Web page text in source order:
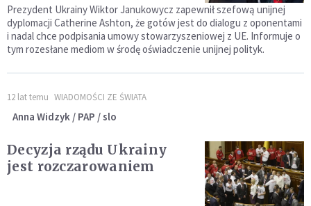
Prezydent Ukrainy Wiktor Janukowycz zapewnił szefową unijnej
dyplomacji Catherine Ashton, że gotów jest do dialogu z oponentami
i nadal chce podpisania umowy stowarzyszeniowej z UE. Informuje o
tym rozesłane mediom w środę oświadczenie unijnej polityk.
12 lat temu WIADOMOŚCI ZE ŚWIATA
Anna Widzyk / PAP / slo
Decyzja rządu Ukrainy
jest rozczarowaniem